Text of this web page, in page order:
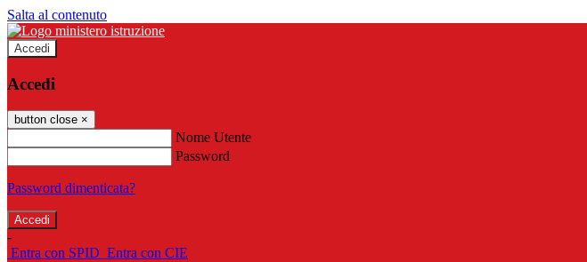
Salta al contenuto
Accedi
Accedi
button close ×
Nome Utente
Password
Password dimenticata?
-
Entra con SPID Entra con CIE